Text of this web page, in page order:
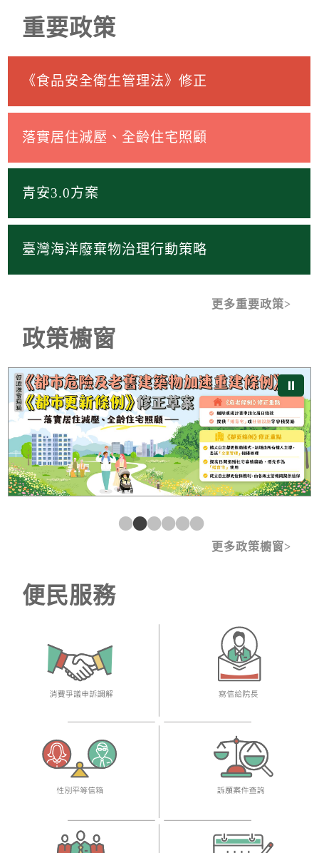
重要政策
《食品安全衛生管理法》修正
落實居住減壓、全齡住宅照顧
青安3.0方案
臺灣海洋廢棄物治理行動策略
更多重要政策
政策櫥窗
⏸
《都市危險及老舊建築物加速重建條例》及《都市更新條
更多政策櫥窗
便民服務